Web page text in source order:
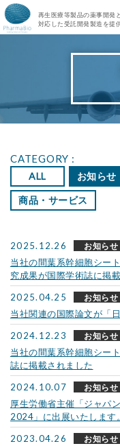
ファーマバイ
再生医療等製品の薬事開発
対応した受託開発製造を提
CATEGORY :
ALL お知らせ
商品・サービス
2025.12.26 お知らせ
当社の間葉系幹細胞シー
究成果が国際学術誌に掲
2025.04.25
お知らせ
当社関連の国際論文が「
2024.12.23
お知らせ
当社の間葉系幹細胞シー
誌に掲載されました
2024.10.07
お知らせ
厚生労働省主催「ジャパ
2024」に出展いたします。
2023.04.26
お知らせ